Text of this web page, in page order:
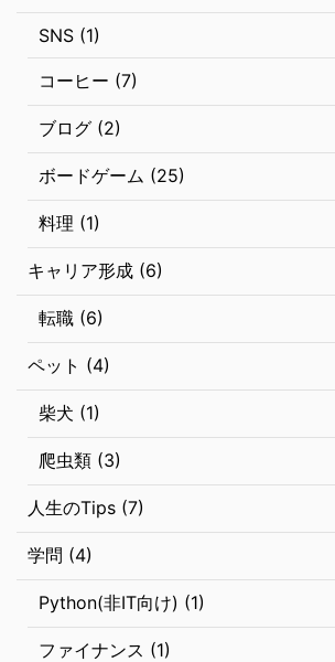
SNS (1)
コーヒー (7)
ブログ (2)
ボードゲーム (25)
料理 (1)
キャリア形成 (6)
転職 (6)
ペット (4)
柴犬 (1)
爬虫類 (3)
人生のTips (7)
学問 (4)
Python(非IT向け) (1)
ファイナンス (1)